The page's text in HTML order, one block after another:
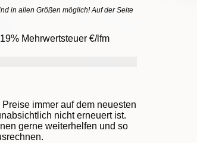
in allen Größen möglich! Auf der Seite
Mehrwertsteuer €/lfm
immer auf dem neuesten
nicht erneuert ist.
gerne weiterhelfen und so